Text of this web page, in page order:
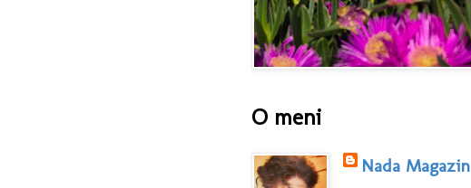
O meni
Nada Magazin